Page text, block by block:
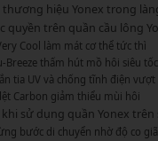
thương hiệu Yonex trong
quyền trên quần cầu lông
Cool làm mát cơ thể tức thì
Breeze thấm hút mồ hôi siêu tốc
tia UV và chống tĩnh điện
Carbon giảm thiểu mùi hôi
sử dụng quần Yonex trên
bước di chuyển nhờ độ co